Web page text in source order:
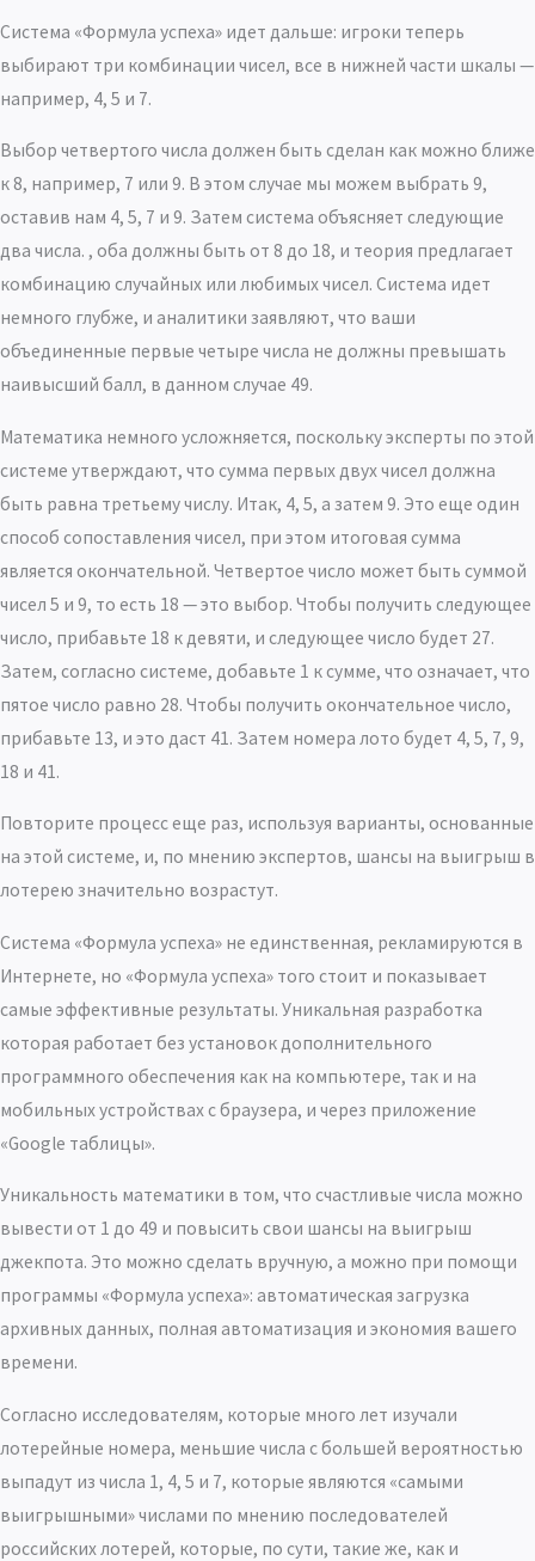
Система «Формула успеха» идет дальше: игроки теперь
выбирают три комбинации чисел, все в нижней части шкалы —
например, 4, 5 и 7.
Выбор четвертого числа должен быть сделан как можно ближе
к 8, например, 7 или 9. В этом случае мы можем выбрать 9,
оставив нам 4, 5, 7 и 9. Затем система объясняет следующие
два числа. , оба должны быть от 8 до 18, и теория предлагает
комбинацию случайных или любимых чисел. Система идет
немного глубже, и аналитики заявляют, что ваши
объединенные первые четыре числа не должны превышать
наивысший балл, в данном случае 49.
Математика немного усложняется, поскольку эксперты по этой
системе утверждают, что сумма первых двух чисел должна
быть равна третьему числу. Итак, 4, 5, а затем 9. Это еще один
способ сопоставления чисел, при этом итоговая сумма
является окончательной. Четвертое число может быть суммой
чисел 5 и 9, то есть 18 — это выбор. Чтобы получить следующее
число, прибавьте 18 к девяти, и следующее число будет 27.
Затем, согласно системе, добавьте 1 к сумме, что означает, что
пятое число равно 28. Чтобы получить окончательное число,
прибавьте 13, и это даст 41. Затем номера лото будет 4, 5, 7, 9,
18 и 41.
Повторите процесс еще раз, используя варианты, основанные
на этой системе, и, по мнению экспертов, шансы на выигрыш в
лотерею значительно возрастут.
Система «Формула успеха» не единственная, рекламируются в
Интернете, но «Формула успеха» того стоит и показывает
самые эффективные результаты. Уникальная разработка
которая работает без установок дополнительного
программного обеспечения как на компьютере, так и на
мобильных устройствах с браузера, и через приложение
«Google таблицы».
Уникальность математики в том, что счастливые числа можно
вывести от 1 до 49 и повысить свои шансы на выигрыш
джекпота. Это можно сделать вручную, а можно при помощи
программы «Формула успеха»: автоматическая загрузка
архивных данных, полная автоматизация и экономия вашего
времени.
Согласно исследователям, которые много лет изучали
лотерейные номера, меньшие числа с большей вероятностью
выпадут из числа 1, 4, 5 и 7, которые являются «самыми
выигрышными» числами по мнению последователей
российских лотерей, которые, по сути, такие же, как и